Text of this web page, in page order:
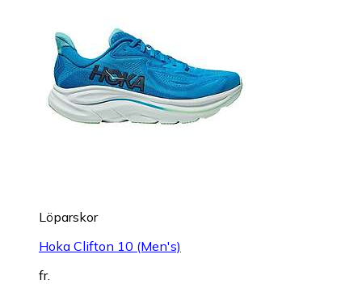
Löparskor
Hoka Clifton 10 (Men's)
fr.